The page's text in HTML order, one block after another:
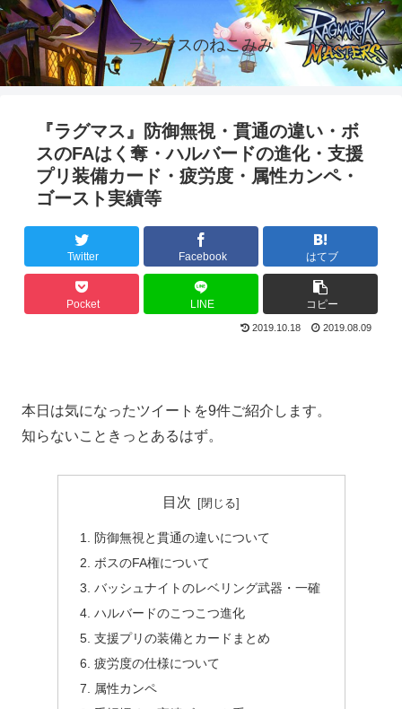
ラグマスのねこみみ
『ラグマス』防御無視・貫通の違い・ボ
スのFAはく奪・ハルバードの進化・支援
プリ装備カード・疲労度・属性カンペ・
ゴースト実績等
Twitter Facebook はてブ
Pocket LINE コピー
2019.10.18 2019.08.09
本日は気になったツイートを9件ご紹介します。
知らないこときっとあるはず。
目次
防御無視と貫通の違いについて
ボスのFA権について
バッシュナイトのレベリング武器・一確
ハルバードのこつこつ進化
支援プリの装備とカードまとめ
疲労度の仕様について
属性カンペ